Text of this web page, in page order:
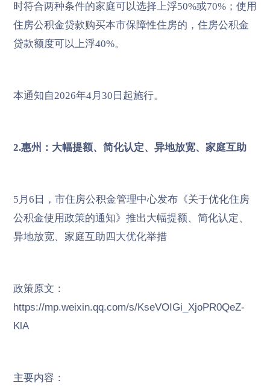
时符合两种条件的家庭可以选择上浮50%或70%；使用
住房公积金贷款购买本市保障性住房的，住房公积金
贷款额度可以上浮40%。
本通知自2026年4月30日起施行。
2.惠州：大幅提额、简化认定、异地放宽、家庭互助
5月6日，市住房公积金管理中心发布《关于优化住房
公积金使用政策的通知》推出大幅提额、简化认定、
异地放宽、家庭互助四大优化举措
政策原文：
https://mp.weixin.qq.com/s/KseVOIGi_XjoPR0QeZ-
KlA
主要内容：